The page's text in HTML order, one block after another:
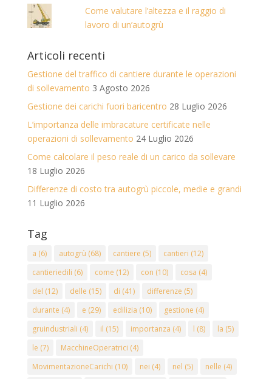
Come valutare l’altezza e il raggio di
lavoro di un’autogrù
Articoli recenti
Gestione del traffico di cantiere durante le operazioni
di sollevamento 3 Agosto 2026
Gestione dei carichi fuori baricentro 28 Luglio 2026
L’importanza delle imbracature certificate nelle
operazioni di sollevamento 24 Luglio 2026
Come calcolare il peso reale di un carico da sollevare
18 Luglio 2026
Differenze di costo tra autogrù piccole, medie e grandi
11 Luglio 2026
Tag
a (6) autogrù (68) cantiere (5) cantieri (12)
cantieriedili (6) come (12) con (10) cosa (4)
del (12) delle (15) di (41) differenze (5)
durante (4) e (29) edilizia (10) gestione (4)
gruindustriali (4) il (15) importanza (4) l (8) la (5)
le (7) MacchineOperatrici (4)
MovimentazioneCarichi (10) nei (4) nel (5) nelle (4)